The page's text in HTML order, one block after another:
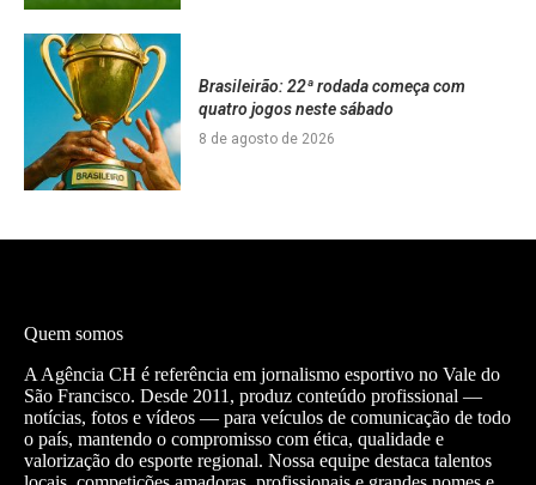
Brasileirão: 22ª rodada começa com
quatro jogos neste sábado
8 de agosto de 2026
Quem somos
A Agência CH é referência em jornalismo esportivo no Vale do
São Francisco. Desde 2011, produz conteúdo profissional —
notícias, fotos e vídeos — para veículos de comunicação de todo
o país, mantendo o compromisso com ética, qualidade e
valorização do esporte regional. Nossa equipe destaca talentos